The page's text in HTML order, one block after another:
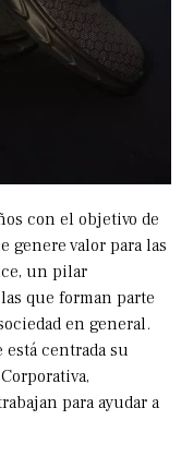
con el objetivo de
genere valor para las
un pilar
que forman parte
en general.
centrada su
para ayudar a